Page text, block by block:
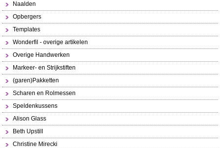
Naalden
Opbergers
Templates
Wonderfil - overige artikelen
Overige Handwerken
Markeer- en Strijkstiften
(garen)Pakketten
Scharen en Rolmessen
Speldenkussens
Alison Glass
Beth Upstill
Christine Mirecki